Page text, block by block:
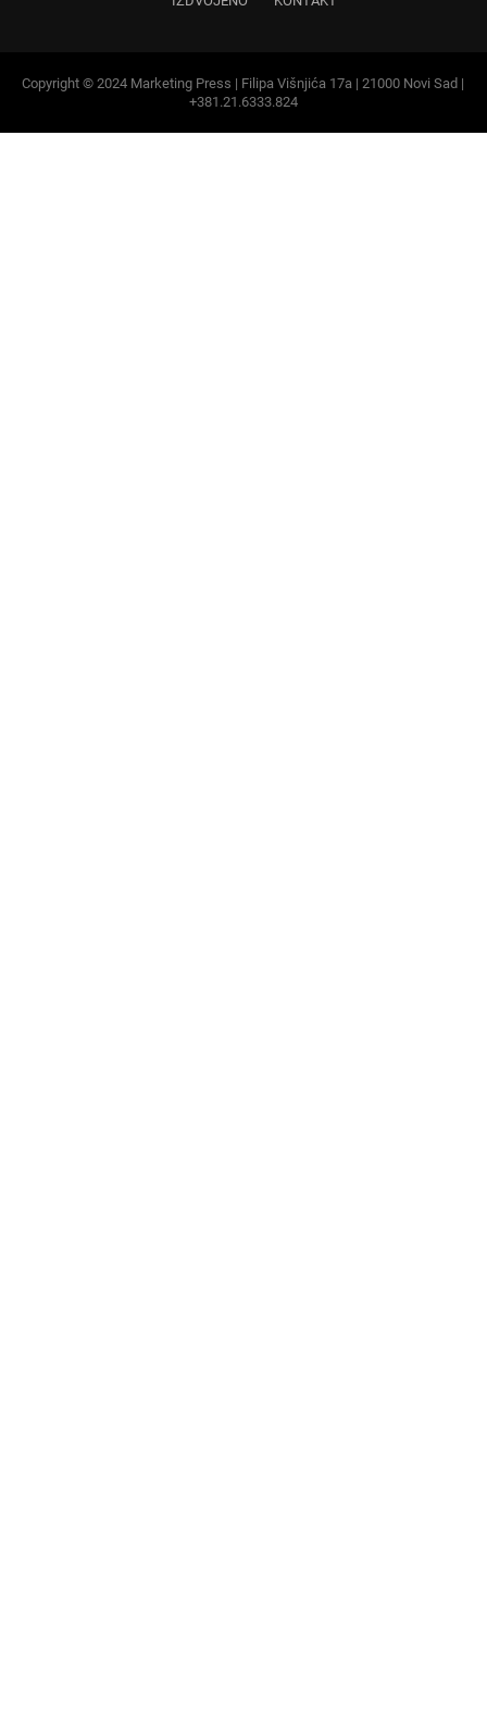
+381.21.6333.824